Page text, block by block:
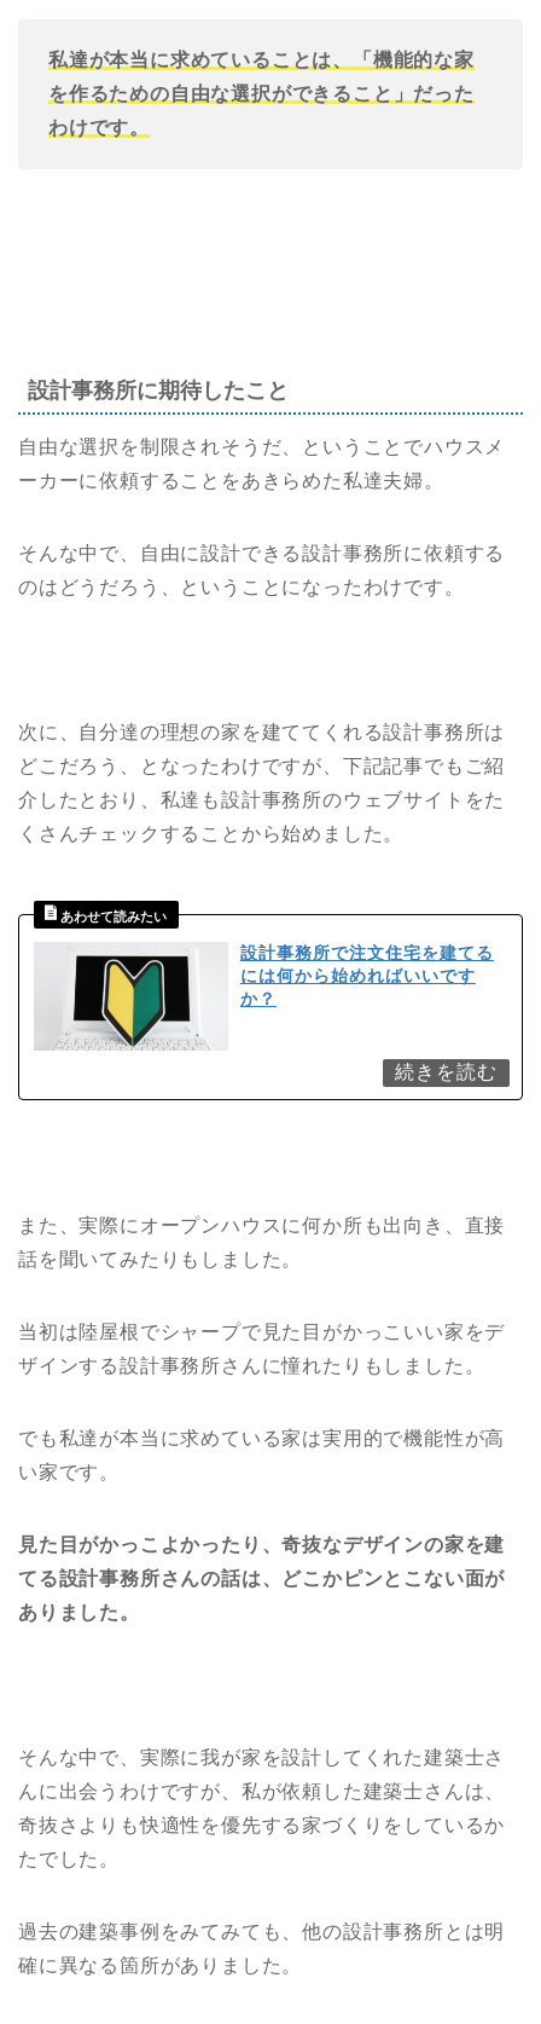
私達が本当に求めていることは、「機能的な家
を作るための自由な選択ができること」だった
わけです。
設計事務所に期待したこと
自由な選択を制限されそうだ、ということでハウスメ
ーカーに依頼することをあきらめた私達夫婦。
そんな中で、自由に設計できる設計事務所に依頼する
のはどうだろう、ということになったわけです。
次に、自分達の理想の家を建ててくれる設計事務所は
どこだろう、となったわけですが、下記記事でもご紹
介したとおり、私達も設計事務所のウェブサイトをた
くさんチェックすることから始めました。
設計事務所で注文住宅を建てる
には何から始めればいいです
か？
また、実際にオープンハウスに何か所も出向き、直接
話を聞いてみたりもしました。
当初は陸屋根でシャープで見た目がかっこいい家をデ
ザインする設計事務所さんに憧れたりもしました。
でも私達が本当に求めている家は実用的で機能性が高
い家です。
見た目がかっこよかったり、奇抜なデザインの家を建
てる設計事務所さんの話は、どこかピンとこない面が
ありました。
そんな中で、実際に我が家を設計してくれた建築士さ
んに出会うわけですが、私が依頼した建築士さんは、
奇抜さよりも快適性を優先する家づくりをしているか
たでした。
過去の建築事例をみてみても、他の設計事務所とは明
確に異なる箇所がありました。